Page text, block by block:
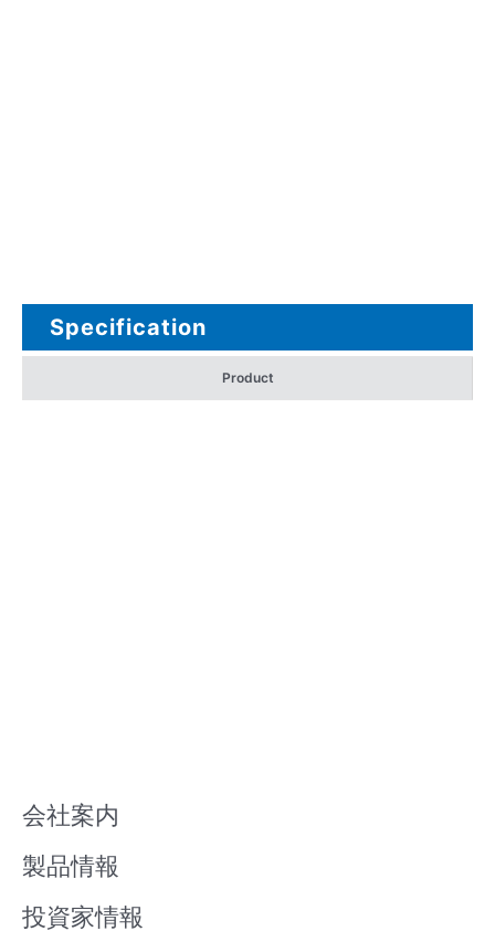
Specification
Product
会社案内
製品情報
投資家情報